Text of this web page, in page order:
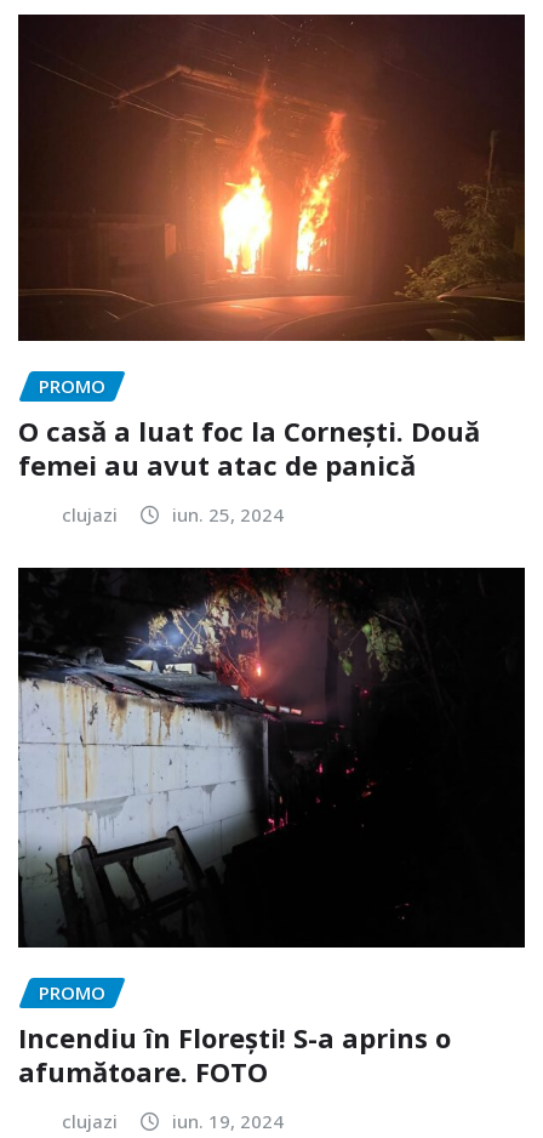
PROMO
O casă a luat foc la Cornești. Două
femei au avut atac de panică
clujazi iun. 25, 2024
PROMO
Incendiu în Florești! S-a aprins o
afumătoare. FOTO
clujazi iun. 19, 2024